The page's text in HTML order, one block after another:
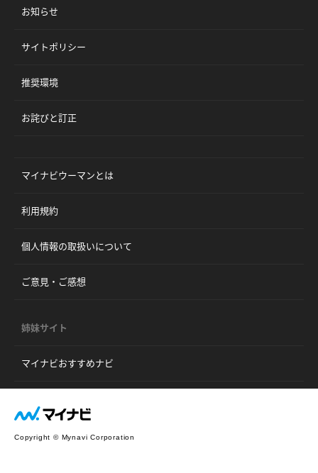
お知らせ
サイトポリシー
推奨環境
お詫びと訂正
マイナビウーマンとは
利用規約
個人情報の取扱いについて
ご意見・ご感想
姉妹サイト
マイナビおすすめナビ
Copyright © Mynavi Corporation